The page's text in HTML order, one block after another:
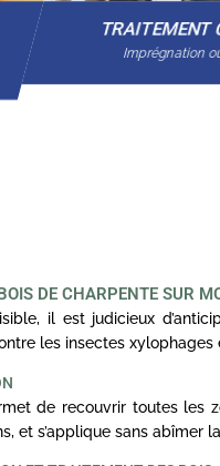
TRAITEMENT
Imprégnation
DE CHARPENTE SUR
il est judicieux
les insectes
de recouvrir toutes les
et s’applique sans abîmer